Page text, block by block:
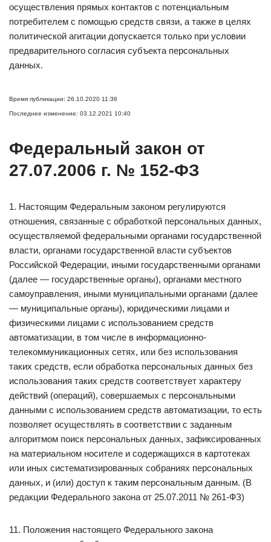
осуществления прямых контактов с потенциальным
потребителем с помощью средств связи, а также в целях
политической агитации допускается только при условии
предварительного согласия субъекта персональных
данных.
Время публикации: 26.10.2020 11:36
Последнее изменение: 03.12.2021 10:40
Федеральный закон от
27.07.2006 г. № 152-ФЗ
1. Настоящим Федеральным законом регулируются
отношения, связанные с обработкой персональных данных,
осуществляемой федеральными органами государственной
власти, органами государственной власти субъектов
Российской Федерации, иными государственными органами
(далее — государственные органы), органами местного
самоуправления, иными муниципальными органами (далее
— муниципальные органы), юридическими лицами и
физическими лицами с использованием средств
автоматизации, в том числе в информационно-
телекоммуникационных сетях, или без использования
таких средств, если обработка персональных данных без
использования таких средств соответствует характеру
действий (операций), совершаемых с персональными
данными с использованием средств автоматизации, то есть
позволяет осуществлять в соответствии с заданным
алгоритмом поиск персональных данных, зафиксированных
на материальном носителе и содержащихся в картотеках
или иных систематизированных собраниях персональных
данных, и (или) доступ к таким персональным данным. (В
редакции Федерального закона от 25.07.2011 № 261-ФЗ)
11. Положения настоящего Федерального закона